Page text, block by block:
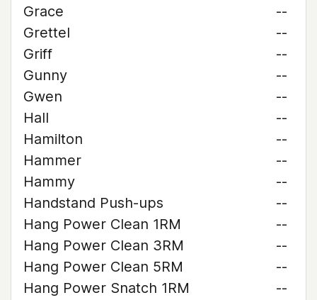
Grace
--
Grettel
--
Griff
--
Gunny
--
Gwen
--
Hall
--
Hamilton
--
Hammer
--
Hammy
--
Handstand Push-ups
--
Hang Power Clean 1RM
--
Hang Power Clean 3RM
--
Hang Power Clean 5RM
--
Hang Power Snatch 1RM
--